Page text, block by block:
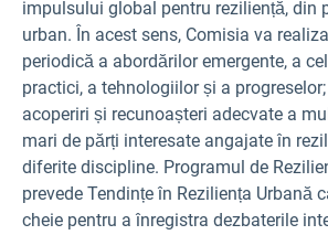
impulsului global pentru reziliență, din
urban. În acest sens, Comisia va
periodică a abordărilor emergente, a
practici, a tehnologiilor și a
acoperiri și recunoașteri adecvate a
mari de părți interesate angajate în
diferite discipline. Programul de
prevede Tendințe în Reziliența Urbană
cheie pentru a înregistra dezbaterile